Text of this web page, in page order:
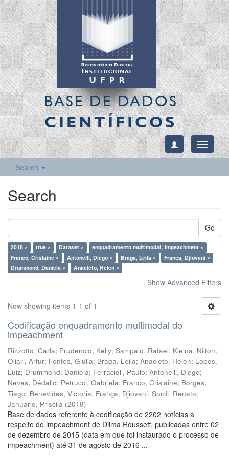
BASE DE DADOS
CIENTÍFICOS
Toggle
Search
Search
Go
2018 × true × Dataset ×
enquadramento multimodal; impeachment ×
Franco, Crislaine ×
Antonelli, Diego × Braga, Leila ×
França, Djiovani ×
Drummond, Daniela ×
Anacleto, Helen ×
Show Advanced Filters
Now showing items 1-1 of 1
Codificação enquadramento multimodal do
impeachment
Rizzotto, Carla; Prudencio, Kelly; Sampaio, Rafael; Kleina, Nilton;
Oliari, Artur; Fontes, Giulia; Braga, Leila; Anacleto, Helen; Lopes,
Luiz; Drummond, Daniela; Ferracioli, Paulo; Antonelli, Diego;
Neves, Dédallo; Petrucci, Gabriela; Franco, Crislaine; Borges,
Tiago; Benevides, Victoria; França, Djiovani; Sordi, Renato;
Januario, Priscila (2018)
Base de dados referente à codificação de 2202 notícias a
respeito do impeachment de Dilma Rousseff, publicadas entre 02
de dezembro de 2015 (data em que foi instaurado o processo de
impeachment) até 31 de agosto de 2016 ...